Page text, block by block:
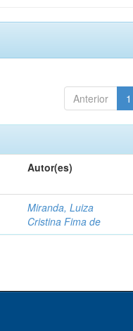
Anterior 1
Autor(es)
Miranda, Luiza
Cristina Fima de